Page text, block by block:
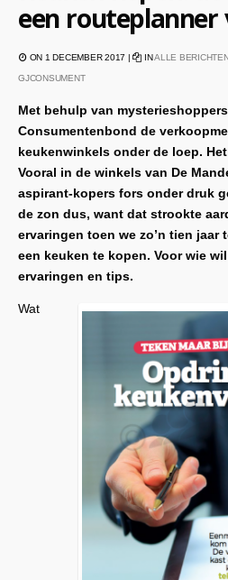
een routeplanner
ON 1 DECEMBER 2017 | INALLE
GJCONSUMENT
Met behulp van
Consumentenbond de
keukenwinkels onder de loep.
Vooral in de winkels van De
aspirant-kopers fors onder druk
de zon dus, want dat strookte
ervaringen toen we zo’n tien jaar
een keuken te kopen. Voor wie
ervaringen en tips.
Wat